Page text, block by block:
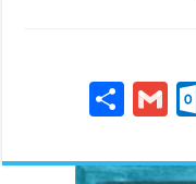
O
lo
G
ail
re